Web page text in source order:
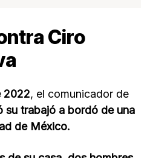
Ciro
2022, el comunicador de
su trabajó a bordó de una
de México.